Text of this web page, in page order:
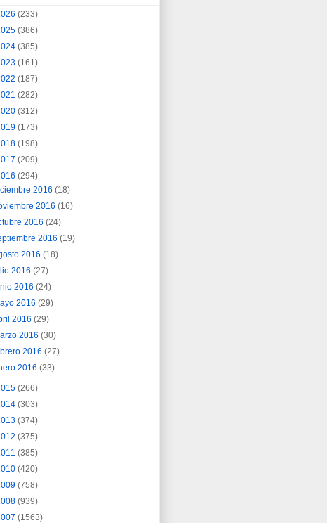
(233)
(386)
(385)
(161)
(187)
(282)
(312)
(173)
(198)
(209)
(294)
2016(18)
2016(16)
2016(24)
2016(19)
2016(18)
2016(27)
2016(24)
2016(29)
2016(29)
2016(30)
2016(27)
2016(33)
(266)
(303)
(374)
(375)
(385)
(420)
(758)
(939)
(1563)